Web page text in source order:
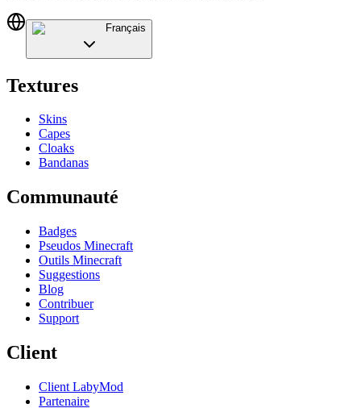
Français
Textures
Skins
Capes
Cloaks
Bandanas
Communauté
Badges
Pseudos Minecraft
Outils Minecraft
Suggestions
Blog
Contribuer
Support
Client
Client LabyMod
Partenaire